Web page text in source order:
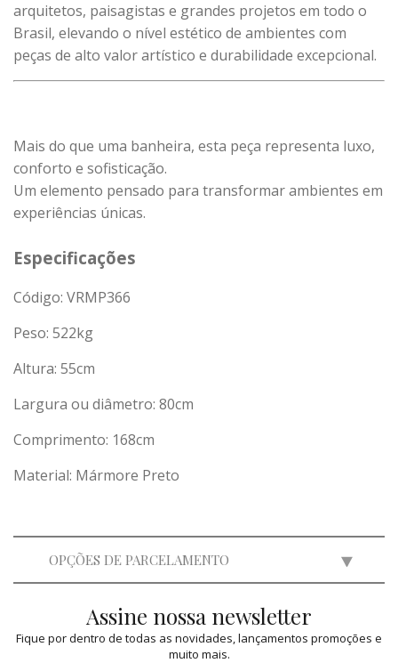
arquitetos, paisagistas e grandes projetos em todo o
Brasil, elevando o nível estético de ambientes com
peças de alto valor artístico e durabilidade excepcional.
Mais do que uma banheira, esta peça representa luxo,
conforto e sofisticação.
Um elemento pensado para transformar ambientes em
experiências únicas.
Especificações
Código: VRMP366
Peso: 522kg
Altura: 55cm
Largura ou diâmetro: 80cm
Comprimento: 168cm
Material: Mármore Preto
OPÇÕES DE PARCELAMENTO
deR$ 22.475,00 =R$ 44.950,00
3x deR$ 14.981,84 =R$ 44.945,52
Assine nossa newsletter
Fique por dentro de todas as novidades, lançamentos promoções e
muito mais.